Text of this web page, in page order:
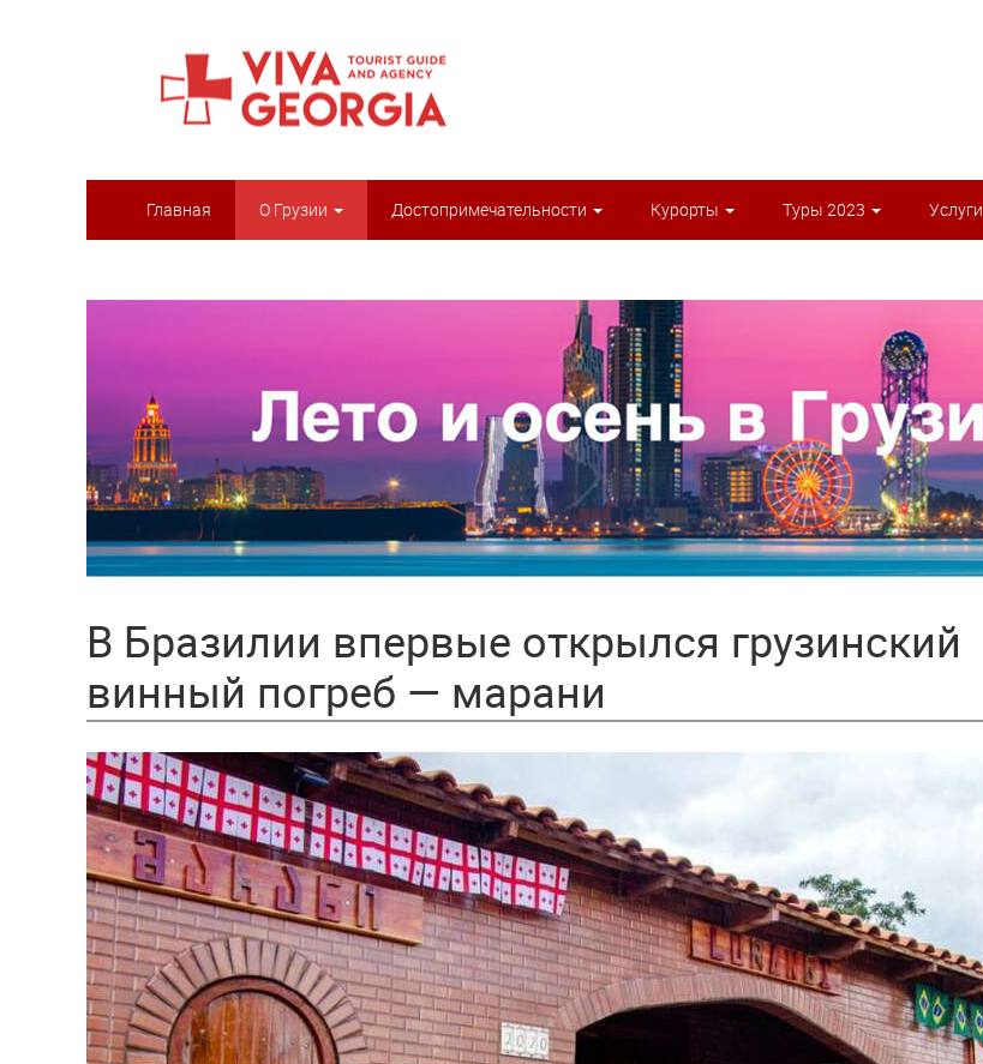
Главная О Грузии Достопримечательности Курорты Туры 2023 Услуги
В Бразилии впервые открылся грузинский
винный погреб — марани